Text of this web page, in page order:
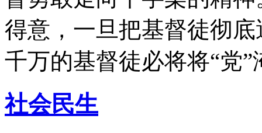
得意，一旦把基督徒彻
千万的基督徒必将将“党”
社会民生